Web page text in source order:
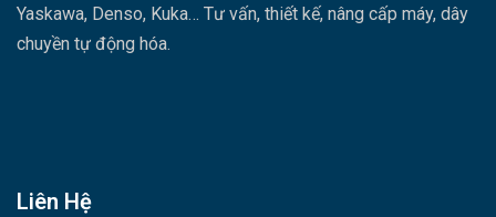
Yaskawa, Denso, Kuka… Tư vấn, thiết kế, nâng cấp máy, dây
chuyền tự động hóa.
Liên Hệ